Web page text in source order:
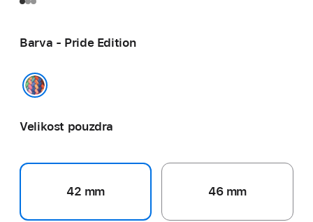
Barva - Pride Edition
Velikost pouzdra
42 mm 46 mm